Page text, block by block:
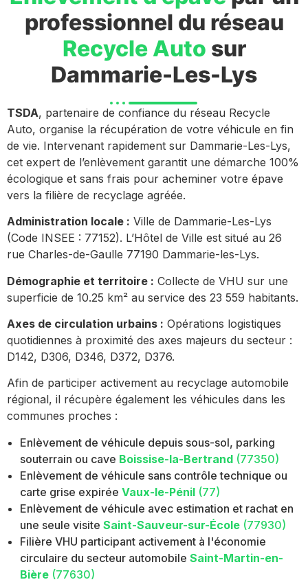
professionnel du réseau
Recycle Auto sur
Dammarie-Les-Lys
TSDA, partenaire de confiance du réseau Recycle
Auto, organise la récupération de votre véhicule en fin
de vie. Intervenant rapidement sur Dammarie-Les-Lys,
cet expert de l’enlèvement garantit une démarche 100%
écologique et sans frais pour acheminer votre épave
vers la filière de recyclage agréée.
Administration locale : Ville de Dammarie-Les-Lys
(Code INSEE : 77152). L’Hôtel de Ville est situé au 26
rue Charles-de-Gaulle 77190 Dammarie-les-Lys.
Démographie et territoire : Collecte de VHU sur une
superficie de 10.25 km² au service des 23 559 habitants.
Axes de circulation urbains : Opérations logistiques
quotidiennes à proximité des axes majeurs du secteur :
D142, D306, D346, D372, D376.
Afin de participer activement au recyclage automobile
régional, il récupère également les véhicules dans les
communes proches :
Enlèvement de véhicule depuis sous-sol, parking
souterrain ou cave Boissise-la-Bertrand (77350)
Enlèvement de véhicule sans contrôle technique ou
carte grise expirée Vaux-le-Pénil (77)
Enlèvement de véhicule avec estimation et rachat en
une seule visite Saint-Sauveur-sur-École (77930)
Filière VHU participant activement à l'économie
circulaire du secteur automobile Saint-Martin-en-
Bière (77630)